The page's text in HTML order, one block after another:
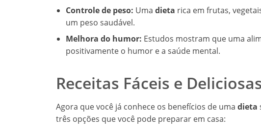
Controle de peso: Uma dieta rica em frutas,
um peso saudável.
Melhora do humor: Estudos mostram que uma
positivamente o humor e a saúde mental.
Receitas Fáceis e
Agora que você já conhece os benefícios de uma dieta
três opções que você pode preparar em casa: